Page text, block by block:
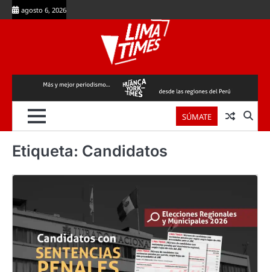
Skip
to
agosto 6, 2026
SÚMATE
Etiqueta: Candidatos